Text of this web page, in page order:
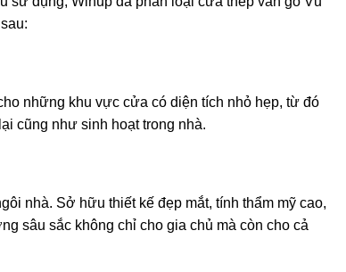
những khu vực cửa có diện tích nhỏ hẹp, từ đó
cũng như sinh hoạt trong nhà.
nhà. Sở hữu thiết kế đẹp mắt, tính thẩm mỹ cao,
sâu sắc không chỉ cho gia chủ mà còn cho cả